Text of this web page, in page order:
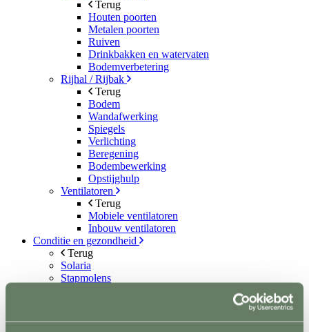
Terug
Houten poorten
Metalen poorten
Ruiven
Drinkbakken en watervaten
Bodemverbetering
Rijhal / Rijbak
Terug
Bodem
Wandafwerking
Spiegels
Verlichting
Beregening
Bodembewerking
Opstijghulp
Ventilatoren
Terug
Mobiele ventilatoren
Inbouw ventilatoren
Conditie en gezondheid
Terug
Solaria
Stapmolens